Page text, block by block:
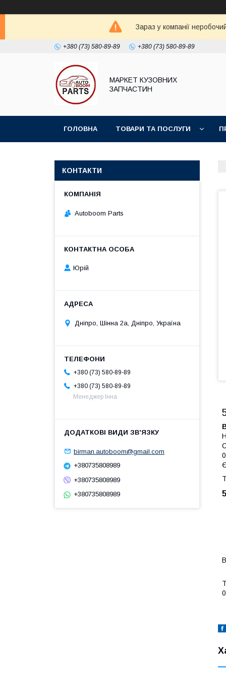
Зараз у компанії
+380 (73) 580-89-89 +380 (73) 580-89-89
МАРКЕТ КУЗОВНИХ
ЗАПЧАСТИН
ГОЛОВНА ТОВАРИ ТА ПОСЛУГИ
КОНТАКТИ
Autoboom Parts
Юрій
Дніпро, Шінна 2а, Дніпро, Україна
+380 (73) 580-89-89
+380 (73) 580-89-89
Менеджер Інна
birman.autoboom@gmail.com
+380735808989
+380735808989
+380735808989